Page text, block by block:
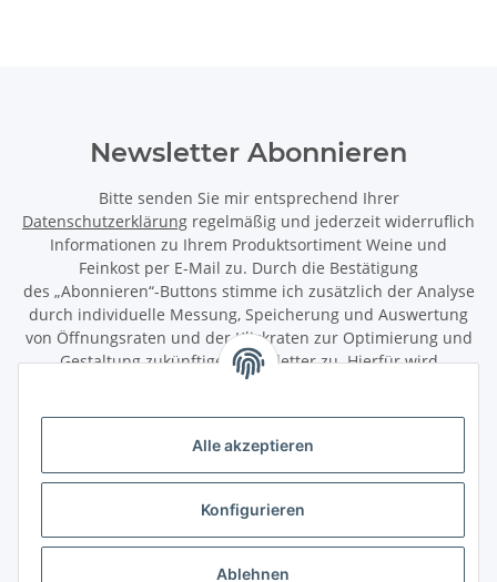
Alle akzeptieren
Konfigurieren
Ablehnen
Newsletter Abonnieren
Bitte senden Sie mir entsprechend Ihrer
Datenschutzerklärung regelmäßig und jederzeit widerruflich
Informationen zu Ihrem Produktsortiment Weine und
Feinkost per E-Mail zu. Durch die Bestätigung
des „Abonnieren“-Buttons stimme ich zusätzlich der Analyse
durch individuelle Messung, Speicherung und Auswertung
von Öffnungsraten und der Klickraten zur Optimierung und
Gestaltung zukünftiger Newsletter zu. Hierfür wird
das Nutzungsverhalten in pseudonymisierter Form
Wirkung für die Zukunft über den Link in unserem Newsletter
abbestellen / widerrufen.